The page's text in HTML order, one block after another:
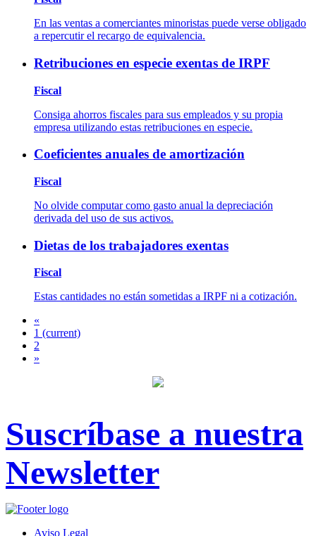
En las ventas a comerciantes minoristas puede verse obligado
a repercutir el recargo de equivalencia.
Retribuciones en especie exentas de IRPF
Fiscal
Consiga ahorros fiscales para sus empleados y su propia
empresa utilizando estas retribuciones en especie.
Coeficientes anuales de amortización
Fiscal
No olvide computar como gasto anual la depreciación
derivada del uso de sus activos.
Dietas de los trabajadores exentas
Fiscal
Estas cantidades no están sometidas a IRPF ni a cotización.
«
1 (current)
2
»
Suscríbase a nuestra
Newsletter
Aviso Legal